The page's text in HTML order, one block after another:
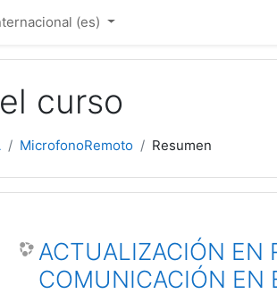
‎(es)‎
curso
MicrofonoRemoto Resumen
ACTUALIZACIÓN EN
COMUNICACIÓN EN